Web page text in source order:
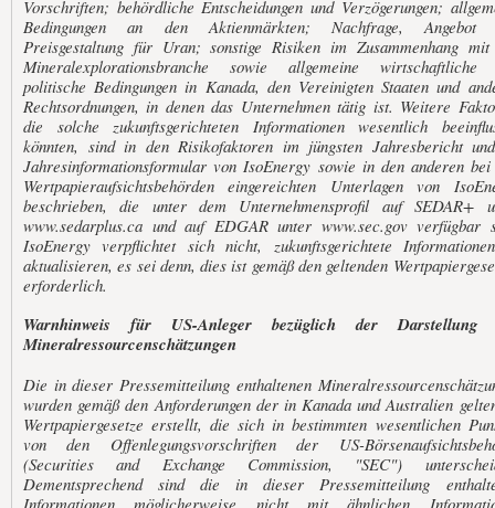
Vorschriften; behördliche Entscheidungen und Verzögerungen;
Bedingungen an den Aktienmärkten; Nachfrage, Angebot
Preisgestaltung für Uran; sonstige Risiken im Zusammenhang
Mineralexplorationsbranche sowie allgemeine wirtschaftliche
politische Bedingungen in Kanada, den Vereinigten Staaten und
Rechtsordnungen, in denen das Unternehmen tätig ist. Weitere
die solche zukunftsgerichteten Informationen wesentlich
könnten, sind in den Risikofaktoren im jüngsten Jahresbericht
Jahresinformationsformular von IsoEnergy sowie in den anderen bei
Wertpapieraufsichtsbehörden eingereichten Unterlagen von
beschrieben, die unter dem Unternehmensprofil auf SEDAR+
www.sedarplus.ca und auf EDGAR unter www.sec.gov verfügbar
IsoEnergy verpflichtet sich nicht, zukunftsgerichtete
aktualisieren, es sei denn, dies ist gemäß den geltenden
erforderlich.
Warnhinweis für US-Anleger bezüglich der Darstellung
Mineralressourcenschätzungen
Die in dieser Pressemitteilung enthaltenen
wurden gemäß den Anforderungen der in Kanada und Australien
Wertpapiergesetze erstellt, die sich in bestimmten wesentlichen
von den Offenlegungsvorschriften der US-
(Securities and Exchange Commission, "SEC")
Dementsprechend sind die in dieser Pressemitteilung